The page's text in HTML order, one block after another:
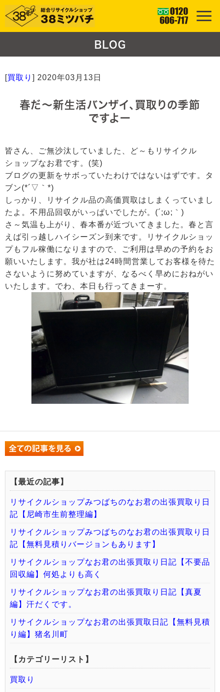
BLOG
[買取り ] 2020年03月13日
春だ～新生活バンザイ、買取りの季節
ですよー
皆さん、ご無沙汰していました、ど～もリサイクル
ショップなお君です。(笑)
ブログの更新をサボっていたわけではないはずです。タ
ブン(*´▽｀*)
しっかり、リサイクル品の高価買取はしまくっていまし
たよ。不用品回収がいっぱいでしたが。(´;ω;｀)
さ～気温も上がり、春本番が近づいてきました。春と言
えば引っ越しハイシーズン到来です。リサイクルショッ
プもフル稼働になりますので、ご利用は早めの予約をお
願いいたします。我が社は24時間営業してお客様を待た
さないように努めていますが、なるべく早めにおねがい
いたします。でわ、本日も行ってきまーす。
【最近の記事】
リサイクルショップみつばちのなお君の出張買取り日
記【尼崎市生前整理編】
リサイクルショップみつばちのなお君の出張買取り日
記【無料見積りバージョンもあります】
リサイクルショップなお君の出張買取り日記【不要品
回収編】何処よりも高く
リサイクルショップなお君の出張買取り日記【真夏
編】汗だくです。
リサイクルショップなお君の出張買取日記【無料見積
り編】猪名川町
【カテゴリーリスト】
買取り